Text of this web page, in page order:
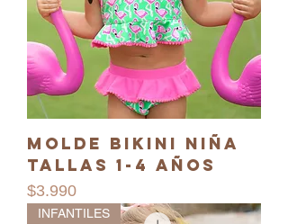
Molde Bikini niña
Tallas 1-4 años
Precio
$3.990
INFANTILES